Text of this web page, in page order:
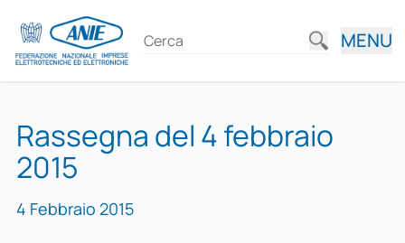
MENU
Rassegna del 4 febbraio
2015
4 Febbraio 2015